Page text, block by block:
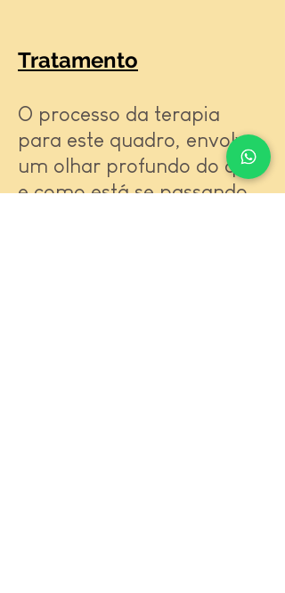
Tratamento
O processo da terapia
para este quadro, envolve
um olhar profundo do que
e como está se passando